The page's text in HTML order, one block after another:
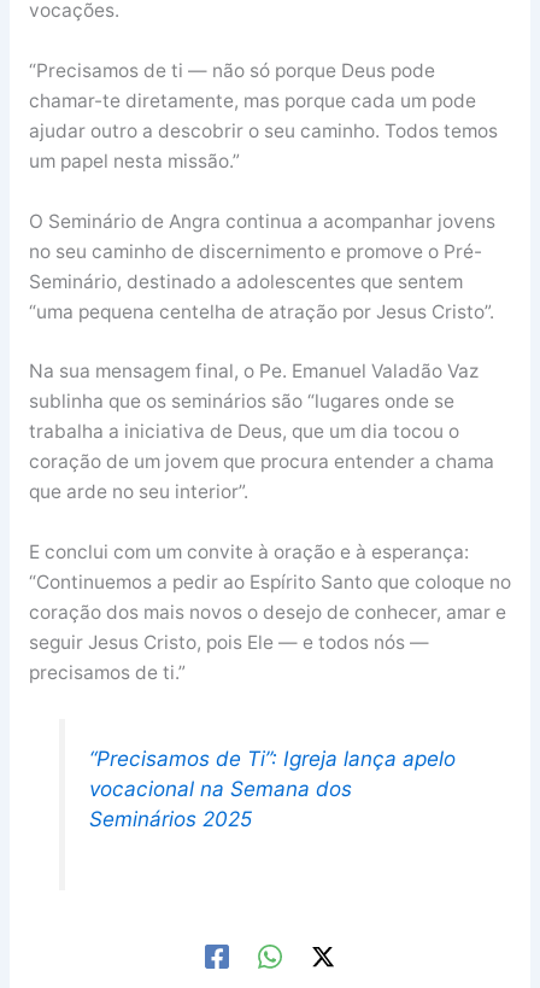
vocações.
“Precisamos de ti — não só porque Deus pode
chamar-te diretamente, mas porque cada um pode
ajudar outro a descobrir o seu caminho. Todos temos
um papel nesta missão.”
O Seminário de Angra continua a acompanhar jovens
no seu caminho de discernimento e promove o Pré-
Seminário, destinado a adolescentes que sentem
“uma pequena centelha de atração por Jesus Cristo”.
Na sua mensagem final, o Pe. Emanuel Valadão Vaz
sublinha que os seminários são “lugares onde se
trabalha a iniciativa de Deus, que um dia tocou o
coração de um jovem que procura entender a chama
que arde no seu interior”.
E conclui com um convite à oração e à esperança:
“Continuemos a pedir ao Espírito Santo que coloque no
coração dos mais novos o desejo de conhecer, amar e
seguir Jesus Cristo, pois Ele — e todos nós —
precisamos de ti.”
“Precisamos de Ti”: Igreja lança apelo
vocacional na Semana dos
Seminários 2025